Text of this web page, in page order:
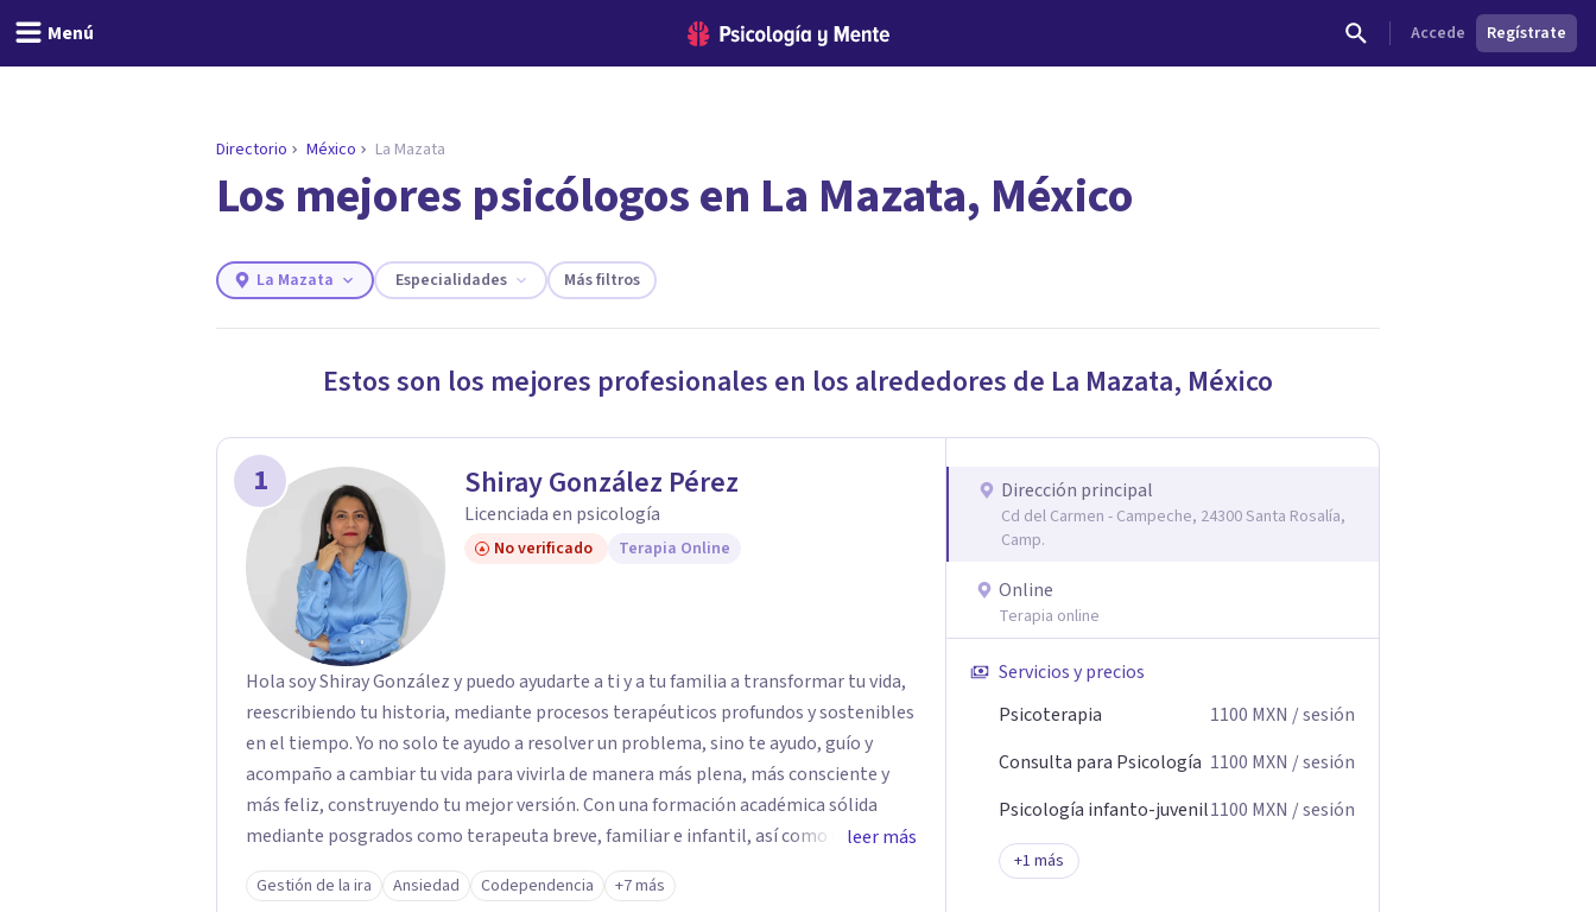
Menú Accede Regístrate
ENCONTRAR MI TERAPEUTA
¿Necesitas ayuda para encontrar el psicólogo adecuado?
necesidades.
Responder cuestionario
Directorio México La Mazata
Los mejores psicólogos en La Mazata, México
La Mazata Especialidades Más filtros
Estos son los mejores profesionales en los alrededores de La Mazata, México
1 Shiray González Pérez
Licenciada en psicología
No verificado Terapia Online
Hola soy Shiray González y puedo ayudarte a ti y a tu familia a transformar tu vida,
reescribiendo tu historia, mediante procesos terapéuticos profundos y sostenibles
en el tiempo. Yo no solo te ayudo a resolver un problema, sino te ayudo, guío y
acompaño a cambiar tu vida para vivirla de manera más plena, más consciente y
más feliz, construyendo tu mejor versión. Con una formación académica sólida
mediante posgrados como terapeuta breve, familiar e infantil, así como con
respaldo profesional y experiencia clínica de más de 26 años y personal te
acompaño en el proceso con empatía auténtica y comunicación clara y directa para
leer más
Gestión de la ira Ansiedad Codependencia +7 más
Dirección principal
Cd del Carmen - Campeche, 24300 Santa Rosalía,
Camp.
Online
Terapia online
Servicios y precios
Psicoterapia
1100 MXN / sesión
Consulta para Psicología 1100 MXN / sesión
Psicología infanto-juvenil1100 MXN / sesión
+1 más